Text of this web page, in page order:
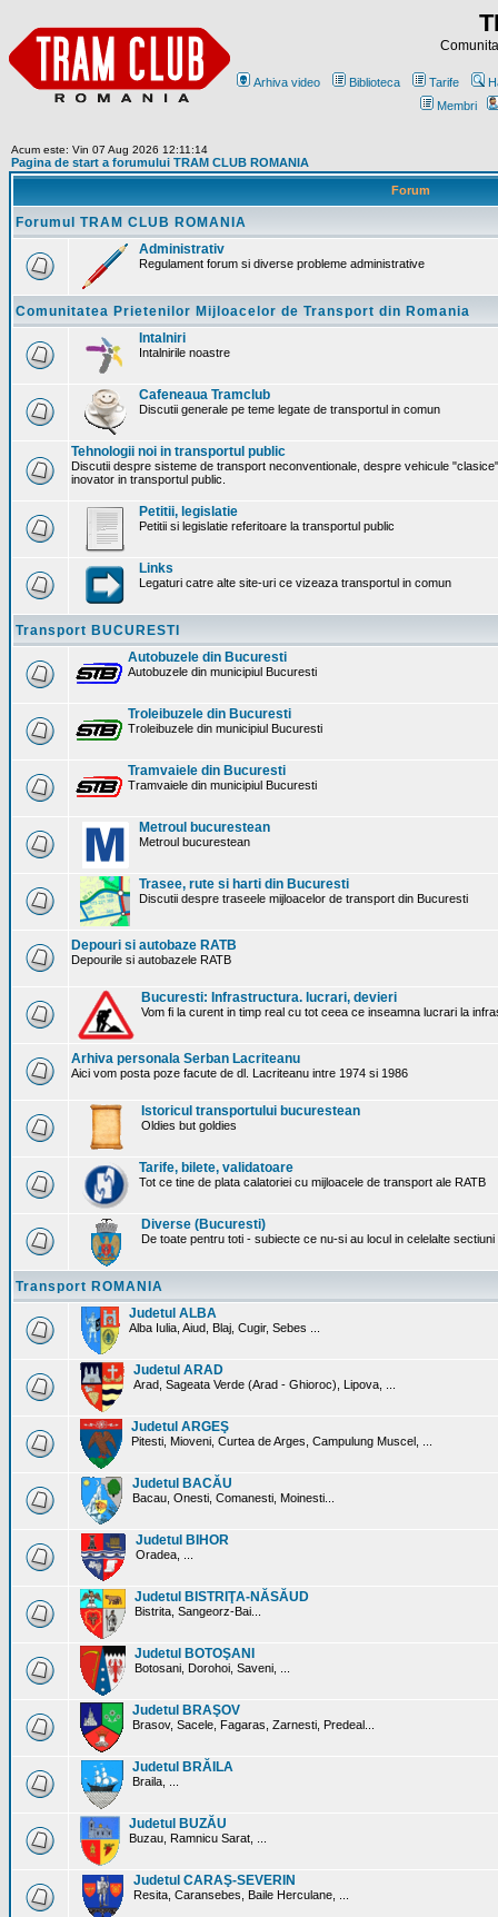
Arhiva video Biblioteca Tarife
Membri
Acum este: Vin 07 Aug 2026 12:11:14
Pagina de start a forumului TRAM CLUB ROMANIA
Forum
Forumul TRAM CLUB ROMANIA
Administrativ
Regulament forum si diverse probleme administrative
Comunitatea Prietenilor Mijloacelor de Transport din Romania
Intalniri
Intalnirile noastre
Cafeneaua Tramclub
Discutii generale pe teme legate de transportul in comun
Tehnologii noi in transportul public
Discutii despre sisteme de transport neconventionale, despre vehicule
inovator in transportul public.
Petitii, legislatie
Petitii si legislatie referitoare la transportul public
Links
Legaturi catre alte site-uri ce vizeaza transportul in comun
Transport BUCURESTI
Autobuzele din Bucuresti
Autobuzele din municipiul Bucuresti
Troleibuzele din Bucuresti
Troleibuzele din municipiul Bucuresti
Tramvaiele din Bucuresti
Tramvaiele din municipiul Bucuresti
Metroul bucurestean
Metroul bucurestean
Trasee, rute si harti din Bucuresti
Discutii despre traseele mijloacelor de transport din Bucuresti
Depouri si autobaze RATB
Depourile si autobazele RATB
Bucuresti: Infrastructura. lucrari, devieri
Vom fi la curent in timp real cu tot ceea ce inseamna lucrari la
Arhiva personala Serban Lacriteanu
Aici vom posta poze facute de dl. Lacriteanu intre 1974 si 1986
Istoricul transportului bucurestean
Oldies but goldies
Tarife, bilete, validatoare
Tot ce tine de plata calatoriei cu mijloacele de transport ale RATB
Diverse (Bucuresti)
De toate pentru toti - subiecte ce nu-si au locul in celelalte
Transport ROMANIA
Judetul ALBA
Alba Iulia, Aiud, Blaj, Cugir, Sebes ...
Judetul ARAD
Arad, Sageata Verde (Arad - Ghioroc), Lipova, ...
Judetul ARGEŞ
Pitesti, Mioveni, Curtea de Arges, Campulung Muscel, ...
Judetul BACĂU
Bacau, Onesti, Comanesti, Moinesti...
Judetul BIHOR
Oradea, ...
Judetul BISTRIŢA-NĂSĂUD
Bistrita, Sangeorz-Bai...
Judetul BOTOŞANI
Botosani, Dorohoi, Saveni, ...
Judetul BRAŞOV
Brasov, Sacele, Fagaras, Zarnesti, Predeal...
Judetul BRĂILA
Braila, ...
Judetul BUZĂU
Buzau, Ramnicu Sarat, ...
Judetul CARAŞ-SEVERIN
Resita, Caransebes, Baile Herculane, ...